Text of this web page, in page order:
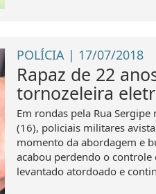
POLÍCIA | 17/07/2018
Rapaz de 22
tornozeleira
Em rondas pela Rua
(16), policiais militares
momento da abordagem e
acabou perdendo o
levantado atordoado e